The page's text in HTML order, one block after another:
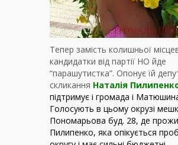
Тепер замість колишньої
кандидатки від партії НО йде
“парашутистка”. Опонує їй
скликання Наталія
підтримує і громада і
Голосують в цьому окрузі
Пономарьова буд. 28, де
Пилипенко, яка опікується